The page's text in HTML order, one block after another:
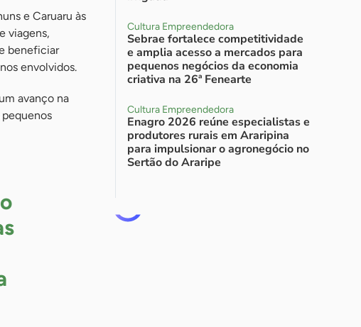
e Caruaru às
viagens,
beneficiar
envolvidos.
avanço na
Cultura Empreendedora
Sebrae fortalece competitividade
e amplia acesso a mercados para
pequenos negócios da economia
criativa na 26ª Fenearte
Cultura Empreendedora
Enagro 2026 reúne especialistas e
produtores rurais em Araripina
para impulsionar o agronegócio no
Sertão do Araripe